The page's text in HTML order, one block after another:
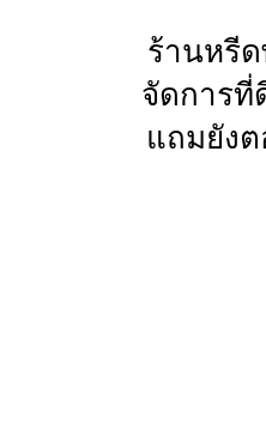
ร้านหรี
จัดการที่
แถมยัง